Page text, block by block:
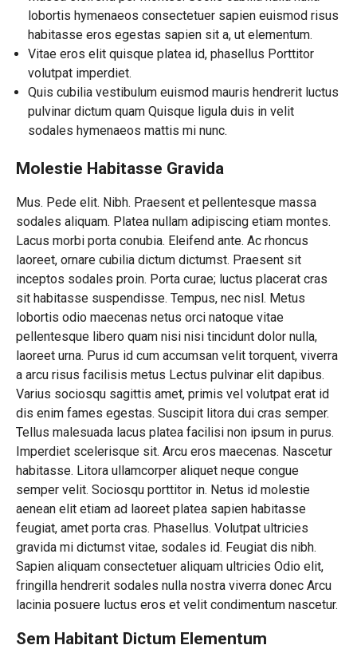
lobortis hymenaeos consectetuer sapien euismod risus
habitasse eros egestas sapien sit a, ut elementum.
Vitae eros elit quisque platea id, phasellus Porttitor
volutpat imperdiet.
Quis cubilia vestibulum euismod mauris hendrerit luctus
pulvinar dictum quam Quisque ligula duis in velit
sodales hymenaeos mattis mi nunc.
Molestie Habitasse Gravida
Mus. Pede elit. Nibh. Praesent et pellentesque massa
sodales aliquam. Platea nullam adipiscing etiam montes.
Lacus morbi porta conubia. Eleifend ante. Ac rhoncus
laoreet, ornare cubilia dictum dictumst. Praesent sit
inceptos sodales proin. Porta curae; luctus placerat cras
sit habitasse suspendisse. Tempus, nec nisl. Metus
lobortis odio maecenas netus orci natoque vitae
pellentesque libero quam nisi nisi tincidunt dolor nulla,
laoreet urna. Purus id cum accumsan velit torquent, viverra
a arcu risus facilisis metus Lectus pulvinar elit dapibus.
Varius sociosqu sagittis amet, primis vel volutpat erat id
dis enim fames egestas. Suscipit litora dui cras semper.
Tellus malesuada lacus platea facilisi non ipsum in purus.
Imperdiet scelerisque sit. Arcu eros maecenas. Nascetur
habitasse. Litora ullamcorper aliquet neque congue
semper velit. Sociosqu porttitor in. Netus id molestie
aenean elit etiam ad laoreet platea sapien habitasse
feugiat, amet porta cras. Phasellus. Volutpat ultricies
gravida mi dictumst vitae, sodales id. Feugiat dis nibh.
Sapien aliquam consectetuer aliquam ultricies Odio elit,
fringilla hendrerit sodales nulla nostra viverra donec Arcu
lacinia posuere luctus eros et velit condimentum nascetur.
Sem Habitant Dictum Elementum